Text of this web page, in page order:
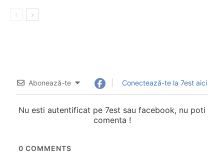
Abonează-te Conectează-te la 7est aici
Nu esti autentificat pe 7est sau facebook, nu poti
comenta !
0 COMMENTS